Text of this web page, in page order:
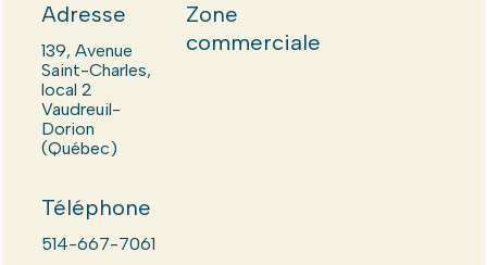
Adresse
139, Avenue
Saint-Charles,
local 2
Vaudreuil-
Dorion
(Québec)
Téléphone
514-667-7061
Zone
commerciale